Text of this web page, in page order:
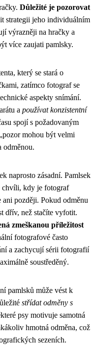
Důležité je pozorovat
strategii jeho individuálním
výrazněji na hračky a
více zaujati pamlsky.
který se stará o
zatímco fotograf se
aspekty snímání.
a používat konzistentní
spojí s požadovaným
mohou být velmi
odměnou.
naprosto zásadní. Pamlsek
chvíli, kdy je fotograf
později. Pokud odměnu
dřív, než stačíte vyfotit.
zmeškanou příležitost
fotografové často
a zachycují sérii fotografií
soustředěný.
pamlsků může vést k
střídat odměny s
psy motivuje samotná
hmotná odměna, což
sezeních.